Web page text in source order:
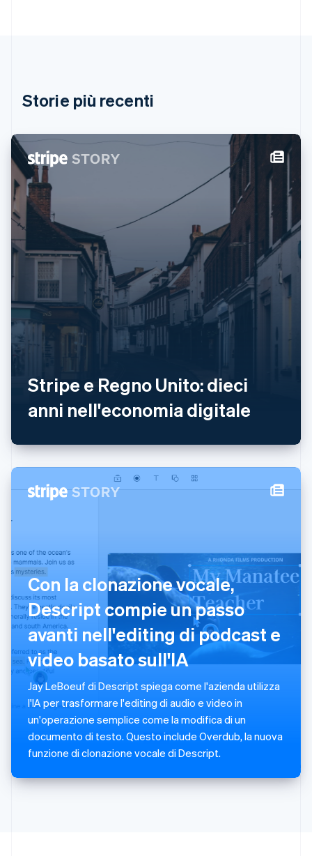
Storie più recenti
Stripe e Regno Unito: dieci
anni nell'economia digitale
Con la clonazione vocale,
Descript compie un passo
avanti nell'editing di podcast e
video basato sull'IA
Jay LeBoeuf di Descript spiega come l'azienda utilizza
l'IA per trasformare l'editing di audio e video in
un'operazione semplice come la modifica di un
documento di testo. Questo include Overdub, la nuova
funzione di clonazione vocale di Descript.
India
Irlanda
Italia
Italiano
Lettonia
English
Liechtenstein
DeutschEnglish
Lituania
English
Lussemburgo
Deutsch English
Malaysia
简体中文
Malta
Norvegia
English
Nuova Zelanda
Paesi Bassi
English
Portogallo
Regno Unito
English
Repubblica Ceca
English
Romania
English
Singapore
English简体中文
Slovacchia
English
Slovenia
EnglishItaliano
Spagna
EspañolEnglish
Stati Uniti
Svezia